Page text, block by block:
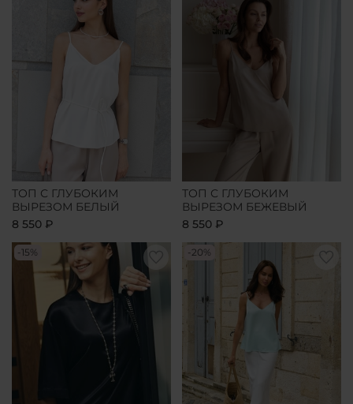
ТОП С ГЛУБОКИМ
ВЫРЕЗОМ БЕЛЫЙ
8 550 ₽
ТОП С ГЛУБОКИМ
ВЫРЕЗОМ БЕЖЕВЫЙ
8 550 ₽
-15% -20%